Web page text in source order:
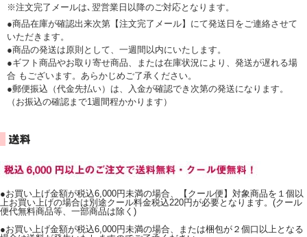
※注文完了メールは､翌営業日以降のご対応となります。
●商品在庫が確認出来次第【注文完了メール】にて発送日をご連絡させて
いただきます。
●商品の発送は原則として、一週間以内にいたします。
●ギフト商品やお取り寄せ商品、または在庫状況により、発送が遅れる場
合 もございます。あらかじめご了承ください。
●郵便振込（代金先払い）は、入金が確認でき次第の発送になります。
（お振込の確認まで1週間程かかります）
●お買い上げ金額が税込6,000円未満の場合、【クール便】対象商品を１個以
上お買い上げの場合は別途クール料金税込220円が必要となります。(クール
便代無料商品等、一部商品は除く)
●お買い上げ金額が税込6,000円未満の場合、または梱包が２個口以上となる